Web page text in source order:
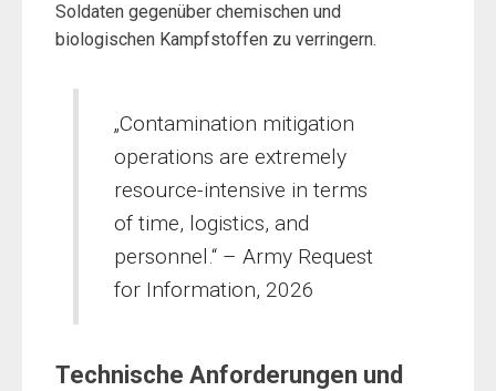
Soldaten gegenüber chemischen und
biologischen Kampfstoffen zu verringern.
„Contamination mitigation
operations are extremely
resource-intensive in terms
of time, logistics, and
personnel.“ – Army Request
for Information, 2026
Technische Anforderungen und